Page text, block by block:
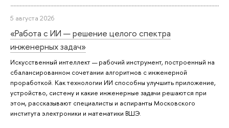
5 августа 2026
«Работа с ИИ — решение целого спектра
инженерных задач»
Искусственный интеллект — рабочий инструмент, построенный на
сбалансированном сочетании алгоритмов с инженерной
проработкой. Как технологии ИИ способны улучшить приложение,
устройство, систему и какие инженерные задачи решаются при
этом, рассказывают специалисты и аспиранты Московского
института электроники и математики ВШЭ.